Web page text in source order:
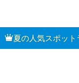
夏の人気スポット